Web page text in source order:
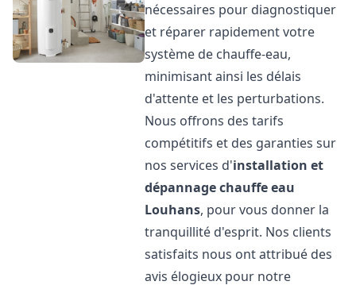
nécessaires pour diagnostiquer
et réparer rapidement votre
système de chauffe-eau,
minimisant ainsi les délais
d'attente et les perturbations.
Nous offrons des tarifs
compétitifs et des garanties sur
nos services d'installation et
dépannage chauffe eau
Louhans, pour vous donner la
tranquillité d'esprit. Nos clients
satisfaits nous ont attribué des
avis élogieux pour notre